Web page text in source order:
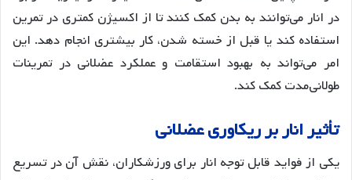
در انار می‌توانند به بدن کمک کنند تا از اکسیژن کمتری در تمرین
استفاده کند یا قبل از خسته شدن، کار بیشتری انجام دهد. این
امر می‌تواند به بهبود استقامت و عملکرد عضلانی در تمرینات
طولانی‌مدت کمک کند.
تأثیر انار بر ریکاوری عضلانی
یکی از فواید قابل توجه انار برای ورزشکاران، نقش آن در تسریع